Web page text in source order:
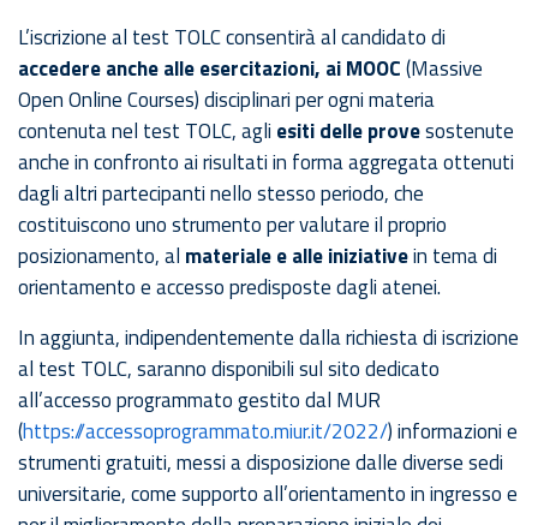
L’iscrizione al test TOLC consentirà al candidato di
accedere anche alle esercitazioni, ai MOOC(Massive
Open Online Courses) disciplinari per ogni materia
contenuta nel test TOLC, agli esiti delle provesostenute
anche in confronto ai risultati in forma aggregata ottenuti
dagli altri partecipanti nello stesso periodo, che
costituiscono uno strumento per valutare il proprio
posizionamento, al materiale e alle iniziativein tema di
orientamento e accesso predisposte dagli atenei.
In aggiunta, indipendentemente dalla richiesta di iscrizione
al test TOLC, saranno disponibili sul sito dedicato
all’accesso programmato gestito dal MUR
(https://accessoprogrammato.miur.it/2022/) informazioni e
strumenti gratuiti, messi a disposizione dalle diverse sedi
universitarie, come supporto all’orientamento in ingresso e